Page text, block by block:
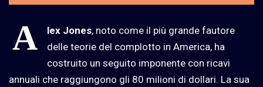
A lex Jones, noto come il più grande fautore
delle teorie del complotto in America, ha
costruito un seguito imponente con ricavi
annuali che raggiungono gli 80 milioni di dollari. La sua